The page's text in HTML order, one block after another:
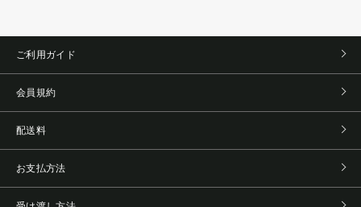
ご利用ガイド
会員規約
配送料
お支払方法